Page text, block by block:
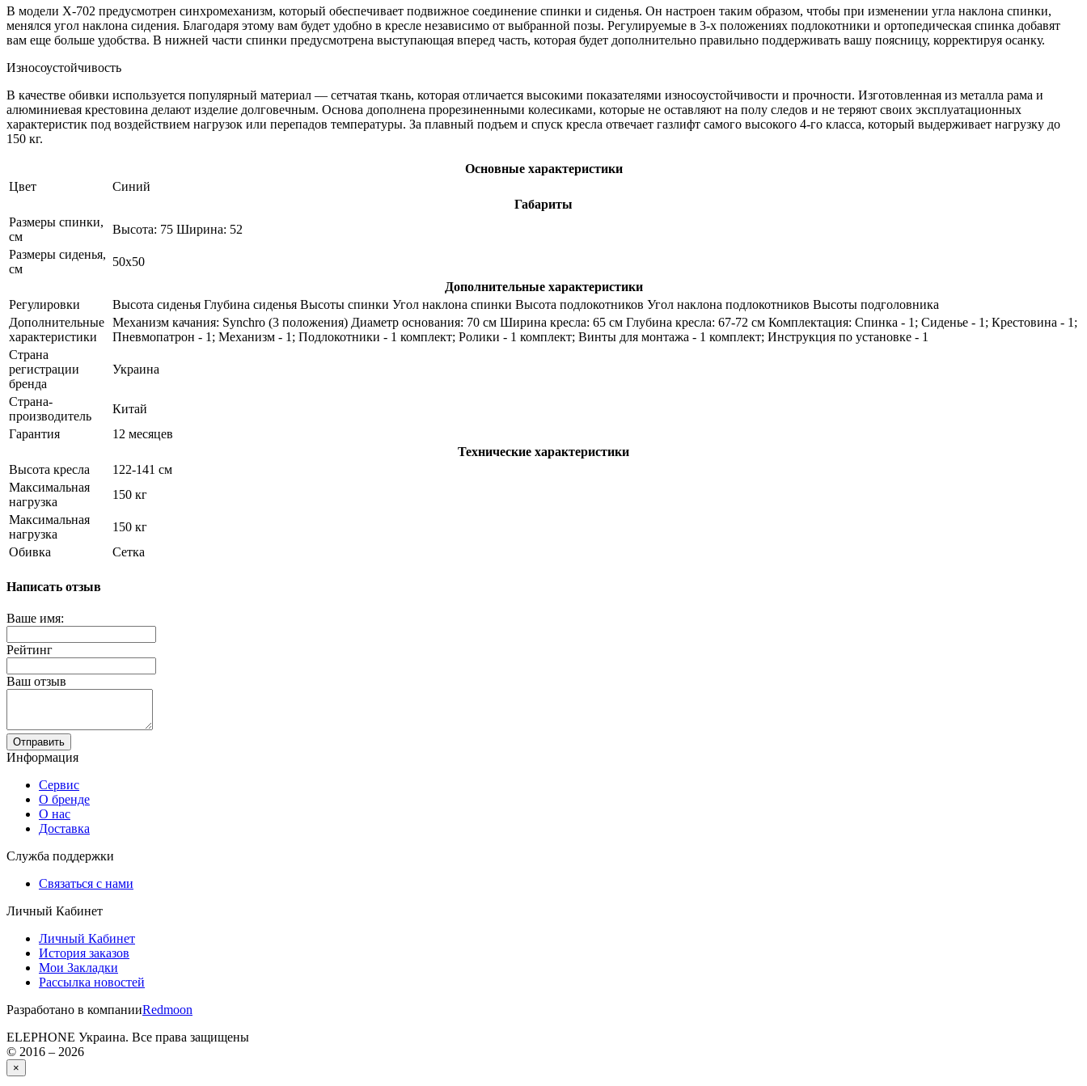
В модели X-702 предусмотрен синхромеханизм, который обеспечивает подвижное соединение спинки и сиденья. Он настроен таким образом, чтобы при изменении угла наклона спинки,
менялся угол наклона сидения. Благодаря этому вам будет удобно в кресле независимо от выбранной позы. Регулируемые в 3-х положениях подлокотники и ортопедическая спинка добавят
вам еще больше удобства. В нижней части спинки предусмотрена выступающая вперед часть, которая будет дополнительно правильно поддерживать вашу поясницу, корректируя осанку.
Износоустойчивость
В качестве обивки используется популярный материал — сетчатая ткань, которая отличается высокими показателями износоустойчивости и прочности. Изготовленная из металла рама и
алюминиевая крестовина делают изделие долговечным. Основа дополнена прорезиненными колесиками, которые не оставляют на полу следов и не теряют своих эксплуатационных
характеристик под воздействием нагрузок или перепадов температуры. За плавный подъем и спуск кресла отвечает газлифт самого высокого 4-го класса, который выдерживает нагрузку до
150 кг.
Основные характеристики
Цвет
Синий
Габариты
Размеры спинки,
см
Высота: 75 Ширина: 52
Размеры сиденья,
см
50x50
Дополнительные характеристики
Регулировки
Высота сиденья Глубина сиденья Высоты спинки Угол наклона спинки Высота подлокотников Угол наклона подлокотников Высоты подголовника
Дополнительные
характеристики
Механизм качания: Synchro (3 положения) Диаметр основания: 70 см Ширина кресла: 65 см Глубина кресла: 67-72 см Комплектация: Спинка - 1; Сиденье - 1; Крестовина - 1;
Пневмопатрон - 1; Механизм - 1; Подлокотники - 1 комплект; Ролики - 1 комплект; Винты для монтажа - 1 комплект; Инструкция по установке - 1
Страна
регистрации
бренда
Украина
Страна-
производитель
Китай
Гарантия
12 месяцев
Технические характеристики
Высота кресла
122-141 см
Максимальная
нагрузка
150 кг
Максимальная
нагрузка
150 кг
Обивка
Сетка
Написать отзыв
Ваше имя:
Рейтинг
Ваш отзыв
Отправить
Информация
Сервис
О бренде
О нас
Доставка
Служба поддержки
Связаться с нами
Личный Кабинет
Личный Кабинет
История заказов
Мои Закладки
Рассылка новостей
Разработано в компанииRedmoon
ELEPHONE Украина. Все права защищены
© 2016 – 2026
×